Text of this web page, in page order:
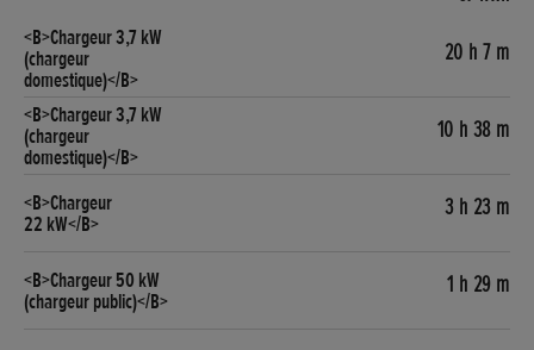
20 h 7 m
10 h 38 m
3 h 23 m
1 h 29 m